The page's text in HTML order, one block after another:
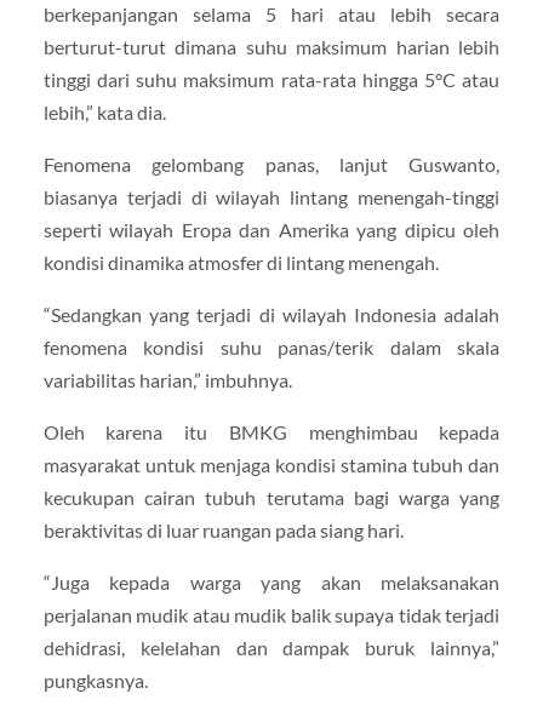
berkepanjangan selama 5 hari atau lebih secara
berturut-turut dimana suhu maksimum harian lebih
tinggi dari suhu maksimum rata-rata hingga 5°C atau
lebih,” kata dia.
Fenomena gelombang panas, lanjut Guswanto,
biasanya terjadi di wilayah lintang menengah-tinggi
seperti wilayah Eropa dan Amerika yang dipicu oleh
kondisi dinamika atmosfer di lintang menengah.
“Sedangkan yang terjadi di wilayah Indonesia adalah
fenomena kondisi suhu panas/terik dalam skala
variabilitas harian,” imbuhnya.
Oleh karena itu BMKG menghimbau kepada
masyarakat untuk menjaga kondisi stamina tubuh dan
kecukupan cairan tubuh terutama bagi warga yang
beraktivitas di luar ruangan pada siang hari.
“Juga kepada warga yang akan melaksanakan
perjalanan mudik atau mudik balik supaya tidak terjadi
dehidrasi, kelelahan dan dampak buruk lainnya,”
pungkasnya.